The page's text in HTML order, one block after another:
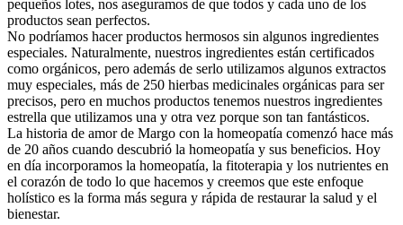
pequeños lotes, nos aseguramos de que todos y cada uno de los
productos sean perfectos.
No podríamos hacer productos hermosos sin algunos ingredientes
especiales. Naturalmente, nuestros ingredientes están certificados
como orgánicos, pero además de serlo utilizamos algunos extractos
muy especiales, más de 250 hierbas medicinales orgánicas para ser
precisos, pero en muchos productos tenemos nuestros ingredientes
estrella que utilizamos una y otra vez porque son tan fantásticos.
La historia de amor de Margo con la homeopatía comenzó hace más
de 20 años cuando descubrió la homeopatía y sus beneficios. Hoy
en día incorporamos la homeopatía, la fitoterapia y los nutrientes en
el corazón de todo lo que hacemos y creemos que este enfoque
holístico es la forma más segura y rápida de restaurar la salud y el
bienestar.